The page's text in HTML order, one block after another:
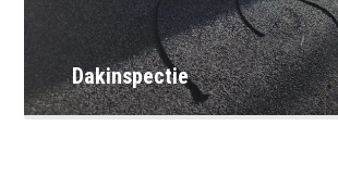
Dakinspectie